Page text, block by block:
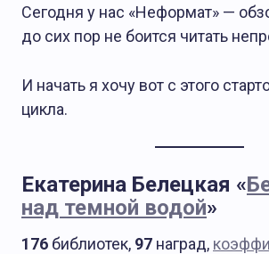
Сегодня у нас «Неформат» —
до сих пор не боится читать
И начать я хочу вот с этого
цикла.
Екатерина Белецкая «
над темной водой»
176 библиотек, 97 наград,